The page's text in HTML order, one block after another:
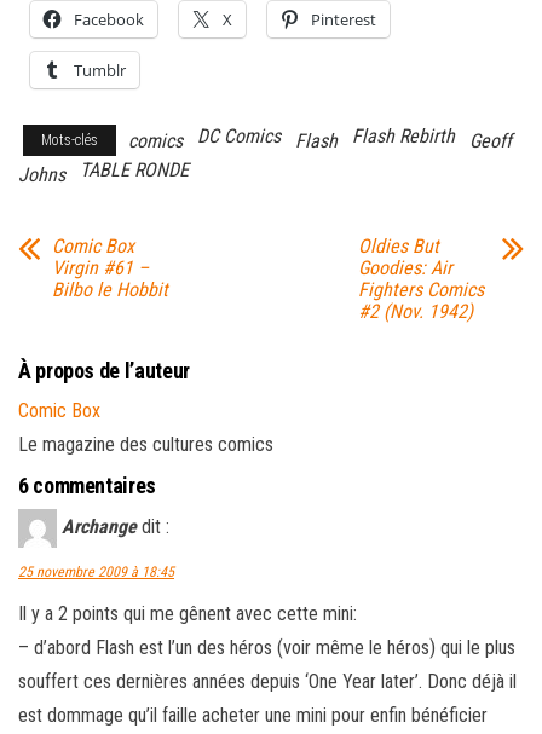
Facebook X Pinterest
Tumblr
Mots-clés comics DC Comics Flash Flash Rebirth
Geoff
Johns
TABLE RONDE
Comic Box
Virgin #61 –
Bilbo le Hobbit
Oldies But
Goodies: Air
Fighters Comics
#2 (Nov. 1942)
À propos de l’auteur
Comic Box
Le magazine des cultures comics
6 commentaires
Archange dit :
25 novembre 2009 à 18:45
Il y a 2 points qui me gênent avec cette mini:
– d’abord Flash est l’un des héros (voir même le héros) qui le plus
souffert ces dernières années depuis ‘One Year later’. Donc déjà il
est dommage qu’il faille acheter une mini pour enfin bénéficier